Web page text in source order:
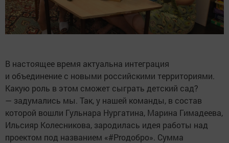
В настоящее время актуальна интеграция
и объединение с новыми российскими территориями.
Какую роль в этом сможет сыграть детский сад?
— задумались мы. Так, у нашей команды, в состав
которой вошли Гульнара Нургатина, Марина Гимадеева,
Ильсияр Колесникова, зародилась идея работы над
проектом под названием «#Proдобро». Сумма